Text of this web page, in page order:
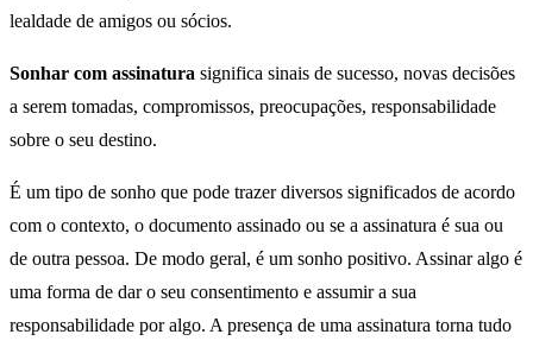
lealdade de amigos ou sócios.
Sonhar com assinatura significa sinais de sucesso, novas decisões
a serem tomadas, compromissos, preocupações, responsabilidade
sobre o seu destino.
É um tipo de sonho que pode trazer diversos significados de acordo
com o contexto, o documento assinado ou se a assinatura é sua ou
de outra pessoa. De modo geral, é um sonho positivo. Assinar algo é
uma forma de dar o seu consentimento e assumir a sua
responsabilidade por algo. A presença de uma assinatura torna tudo